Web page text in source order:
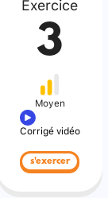
3
Moyen
Corrigé vidéo
s'exercer